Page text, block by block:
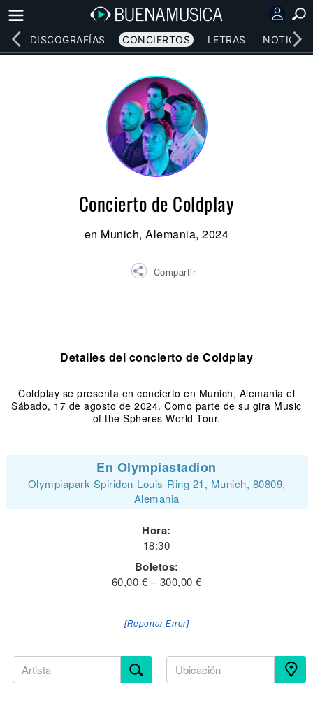
DISCOGRAFÍAS CONCIERTOS LETRAS NOTICIAS
Concierto de Coldplay
en Munich, Alemania, 2024
Compartir
Detalles del concierto de Coldplay
Coldplay se presenta en concierto en Munich, Alemania el
Sábado, 17 de agosto de 2024. Como parte de su gira Music
of the Spheres World Tour.
En Olympiastadion
Olympiapark Spiridon-Louis-Ring 21, Munich, 80809,
Alemania
Hora:
18:30
Boletos:
60,00 € – 300,00 €
[Reportar Error]